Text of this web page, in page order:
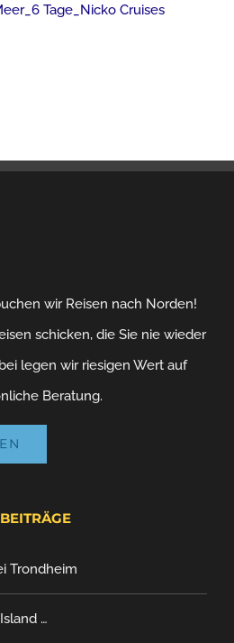
Tage_Nicko Cruises
wir Reisen nach Norden!
schicken, die Sie nie wieder
legen wir riesigen Wert auf
Beratung.
Trondheim
…